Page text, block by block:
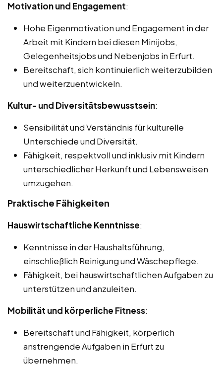
Motivation und Engagement:
Hohe Eigenmotivation und Engagement in der
Arbeit mit Kindern bei diesen Minijobs,
Gelegenheitsjobs und Nebenjobs in Erfurt.
Bereitschaft, sich kontinuierlich weiterzubilden
und weiterzuentwickeln.
Kultur- und Diversitätsbewusstsein:
Sensibilität und Verständnis für kulturelle
Unterschiede und Diversität.
Fähigkeit, respektvoll und inklusiv mit Kindern
unterschiedlicher Herkunft und Lebensweisen
umzugehen.
Praktische Fähigkeiten
Hauswirtschaftliche Kenntnisse:
Kenntnisse in der Haushaltsführung,
einschließlich Reinigung und Wäschepflege.
Fähigkeit, bei hauswirtschaftlichen Aufgaben zu
unterstützen und anzuleiten.
Mobilität und körperliche Fitness:
Bereitschaft und Fähigkeit, körperlich
anstrengende Aufgaben in Erfurt zu
übernehmen.